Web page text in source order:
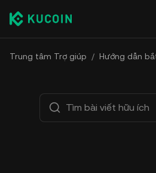
Trung tâm Trợ giúp / Hướng dẫn